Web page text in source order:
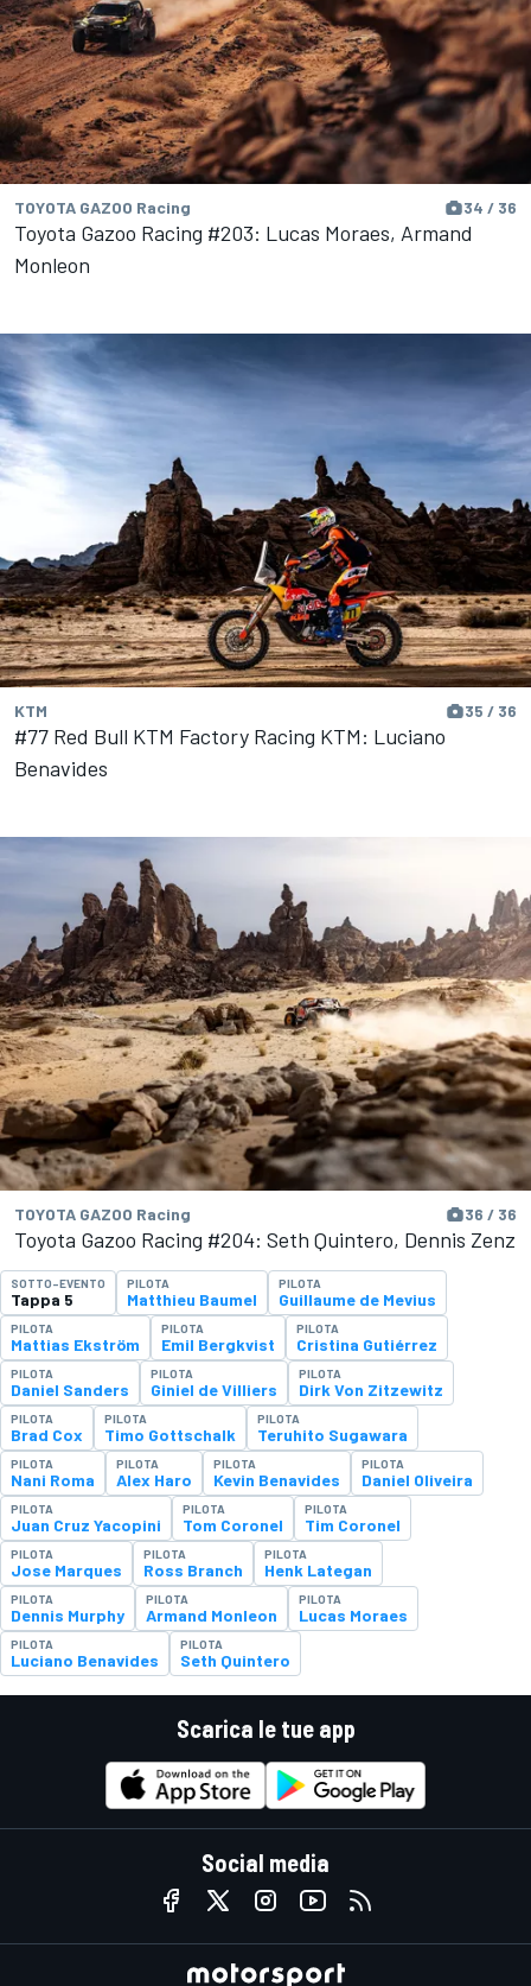
TOYOTA GAZOO Racing 34 / 36
Toyota Gazoo Racing #203: Lucas Moraes, Armand
Monleon
KTM 35 / 36
#77 Red Bull KTM Factory Racing KTM: Luciano
Benavides
TOYOTA GAZOO Racing 36 / 36
Toyota Gazoo Racing #204: Seth Quintero, Dennis Zenz
SOTTO-EVENTO
Tappa 5
PILOTA
Matthieu Baumel
PILOTA
Guillaume de Mevius
PILOTA
Mattias Ekström
PILOTA
Emil Bergkvist
PILOTA
Cristina Gutiérrez
PILOTA
Daniel Sanders
PILOTA
Giniel de Villiers
PILOTA
Dirk Von Zitzewitz
PILOTA
Brad Cox
PILOTA
Timo Gottschalk
PILOTA
Teruhito Sugawara
PILOTA
Nani Roma
PILOTA
Alex Haro
PILOTA
Kevin Benavides
PILOTA
Daniel Oliveira
PILOTA
Juan Cruz Yacopini
PILOTA
Tom Coronel
PILOTA
Tim Coronel
PILOTA
Jose Marques
PILOTA
Ross Branch
PILOTA
Henk Lategan
PILOTA
Dennis Murphy
PILOTA
Armand Monleon
PILOTA
Lucas Moraes
PILOTA
Luciano Benavides
PILOTA
Seth Quintero
Scarica le tue app
Social media